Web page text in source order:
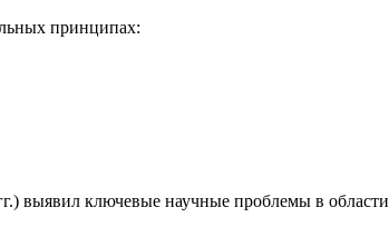
принципах:
выявил ключевые научные проблемы в области